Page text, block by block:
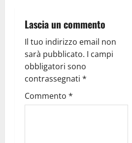
Lascia un commento
Il tuo indirizzo email non
sarà pubblicato. I campi
obbligatori sono
contrassegnati *
Commento *